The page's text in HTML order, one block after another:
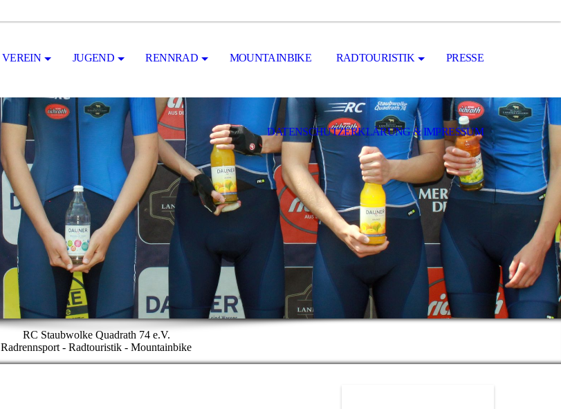
VEREIN JUGEND RENNRAD MOUNTAINBIKE RADTOURISTIK PRESSE
DATENSCHUTZERKLÄRUNG & IMPRESSUM
RC Staubwolke Quadrath 74 e.V.
Radrennsport - Radtouristik - Mountainbike